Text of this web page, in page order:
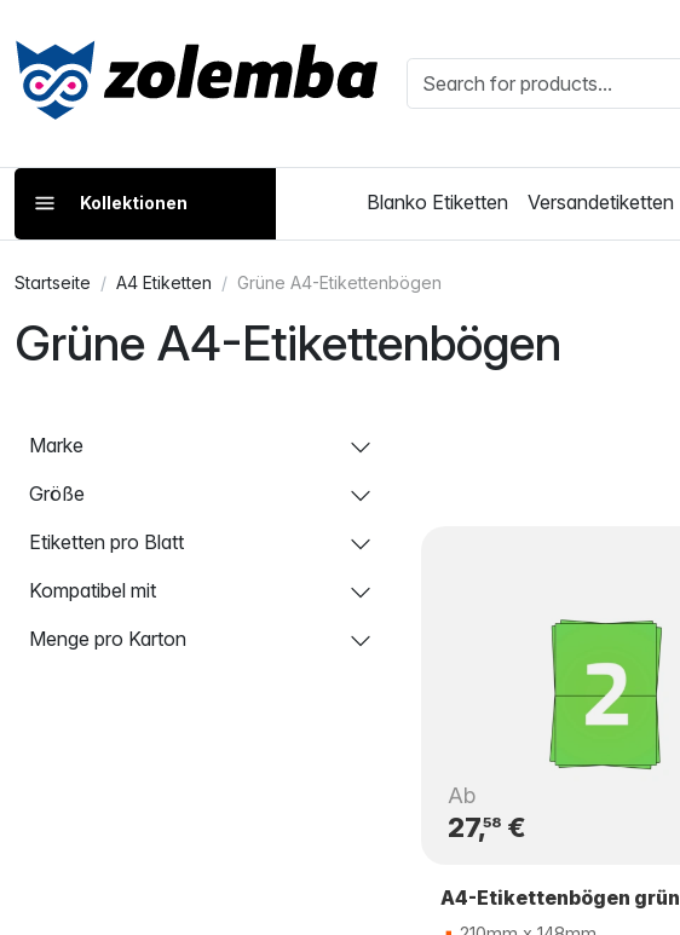
Kollektionen Blanko Etiketten Versandetiketten
Startseite A4 Etiketten Grüne A4-Etikettenbögen
Grüne A4-Etikettenbögen
Marke
Größe
Etiketten pro Blatt
Kompatibel mit
Menge pro Karton
Ab
27,58€
A4-Etikettenbögen grün